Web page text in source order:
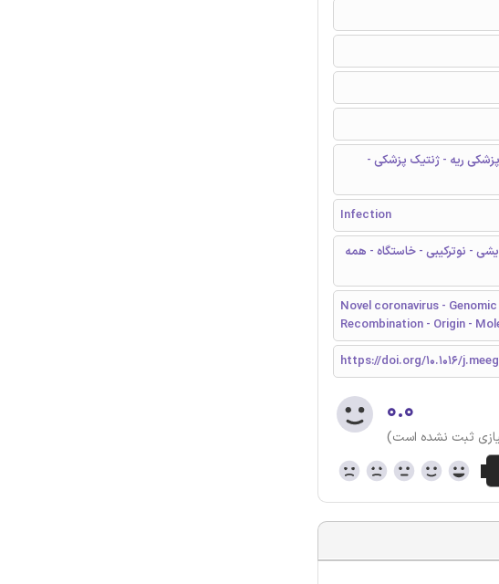
ریه - ژنتیک پزشکی -
Infection
- نوترکیبی - خاستگاه - همه
Novel coronavirus -
Recombination - Origin -
https://doi.org/10.1016/
۰.۰
ثبت نشده است)